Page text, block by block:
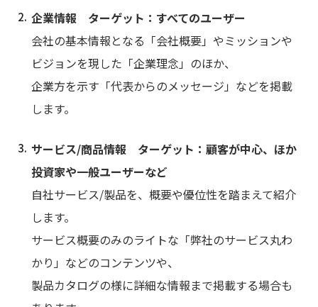
企業情報 ターゲット：すべてのユーザー
会社の基本情報となる「会社概要」やミッションや
ビジョンを現した「企業理念」のほか、
企業方を示す「代表からのメッセージ」などを掲載
します。
サービス/商品情報 ターゲット：顧客が中心、ほか
投資家や一般ユーザーなど
自社サービス/製品を、概要や優位性を踏まえて紹介
します。
サービス概要のみのライトな「弊社のサービス丸わ
かり」などのコンテンツや、
製品カタログの様に詳細な情報まで掲載する場合も